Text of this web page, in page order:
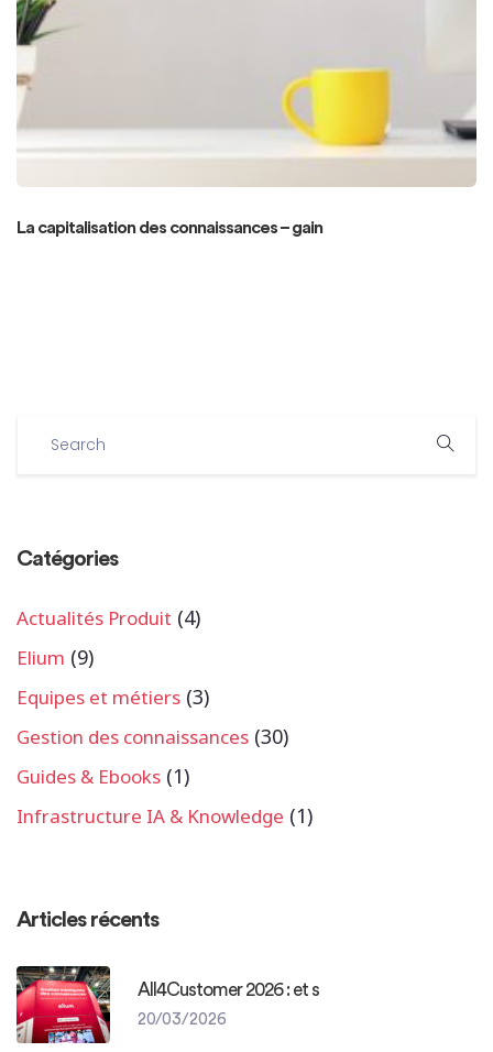
La capitalisation des connaissances – gain
Catégories
Actualités Produit (4)
Elium (9)
Equipes et métiers (3)
Gestion des connaissances (30)
Guides & Ebooks (1)
Infrastructure IA & Knowledge (1)
Articles récents
All4Customer 2026 : et s
20/03/2026